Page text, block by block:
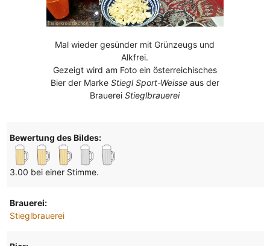
Mal wieder gesünder mit Grünzeugs und
Alkfrei.
Gezeigt wird am Foto ein österreichisches
Bier der Marke Stiegl Sport-Weisseaus der
BrauereiStieglbrauerei
Bewertung des Bildes:
3.00 bei einer Stimme.
Brauerei:
Stieglbrauerei